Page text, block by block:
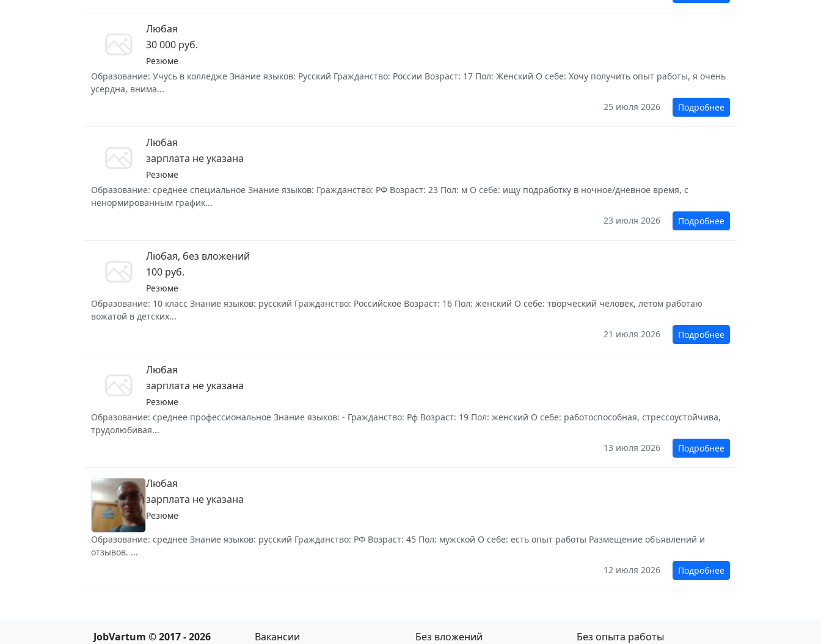
Любая
30 000 руб.
Резюме
Образование: Учусь в колледже Знание языков: Русский Гражданство: России Возраст: 17 Пол: Женский О себе: Хочу получить опыт работы, я очень
усердна, внима...
25 июля 2026
Подробнее
Любая
зарплата не указана
Резюме
Образование: среднее специальное Знание языков: Гражданство: РФ Возраст: 23 Пол: м О себе: ищу подработку в ночное/дневное время, с
ненормированным график...
23 июля 2026
Подробнее
Любая, без вложений
100 руб.
Резюме
Образование: 10 класс Знание языков: русский Гражданство: Российское Возраст: 16 Пол: женский О себе: творческий человек, летом работаю
вожатой в детских...
21 июля 2026
Подробнее
Любая
зарплата не указана
Резюме
Образование: среднее профессиональное Знание языков: - Гражданство: Рф Возраст: 19 Пол: женский О себе: работоспособная, стрессоустойчива,
трудолюбивая...
13 июля 2026
Подробнее
Любая
зарплата не указана
Резюме
Образование: среднее Знание языков: русский Гражданство: РФ Возраст: 45 Пол: мужской О себе: есть опыт работы Размещение объявлений и
отзывов. ...
12 июля 2026
Подробнее
JobVartum © 2017 - 2026 Вакансии Без вложений Без опыта работы